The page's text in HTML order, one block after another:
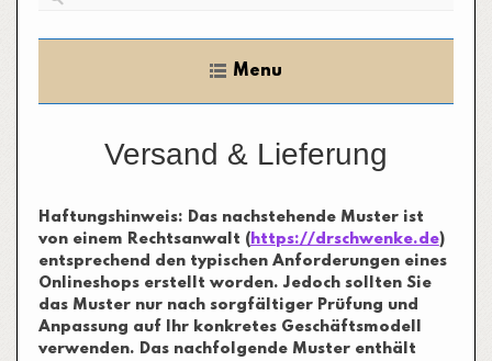
Menu
Versand & Lieferung
Haftungshinweis: Das nachstehende Muster ist
von einem Rechtsanwalt (https://drschwenke.de)
entsprechend den typischen Anforderungen eines
Onlineshops erstellt worden. Jedoch sollten Sie
das Muster nur nach sorgfältiger Prüfung und
Anpassung auf Ihr konkretes Geschäftsmodell
verwenden. Das nachfolgende Muster enthält